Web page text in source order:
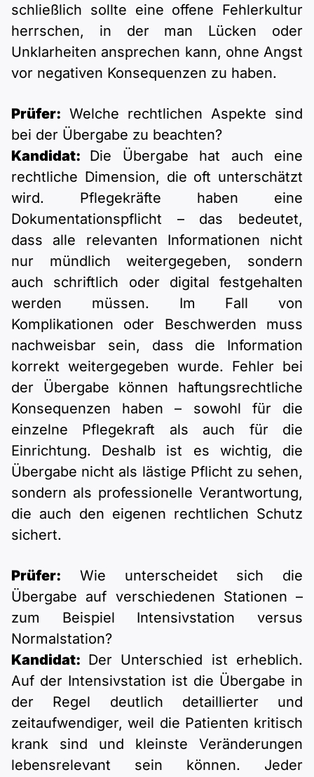
schließlich sollte eine offene Fehlerkultur
herrschen, in der man Lücken oder
Unklarheiten ansprechen kann, ohne Angst
vor negativen Konsequenzen zu haben.
Prüfer: Welche rechtlichen Aspekte sind
bei der Übergabe zu beachten?
Kandidat: Die Übergabe hat auch eine
rechtliche Dimension, die oft unterschätzt
wird. Pflegekräfte haben eine
Dokumentationspflicht – das bedeutet,
dass alle relevanten Informationen nicht
nur mündlich weitergegeben, sondern
auch schriftlich oder digital festgehalten
werden müssen. Im Fall von
Komplikationen oder Beschwerden muss
nachweisbar sein, dass die Information
korrekt weitergegeben wurde. Fehler bei
der Übergabe können haftungsrechtliche
Konsequenzen haben – sowohl für die
einzelne Pflegekraft als auch für die
Einrichtung. Deshalb ist es wichtig, die
Übergabe nicht als lästige Pflicht zu sehen,
sondern als professionelle Verantwortung,
die auch den eigenen rechtlichen Schutz
sichert.
Prüfer: Wie unterscheidet sich die
Übergabe auf verschiedenen Stationen –
zum Beispiel Intensivstation versus
Normalstation?
Kandidat: Der Unterschied ist erheblich.
Auf der Intensivstation ist die Übergabe in
der Regel deutlich detaillierter und
zeitaufwendiger, weil die Patienten kritisch
krank sind und kleinste Veränderungen
lebensrelevant sein können. Jeder